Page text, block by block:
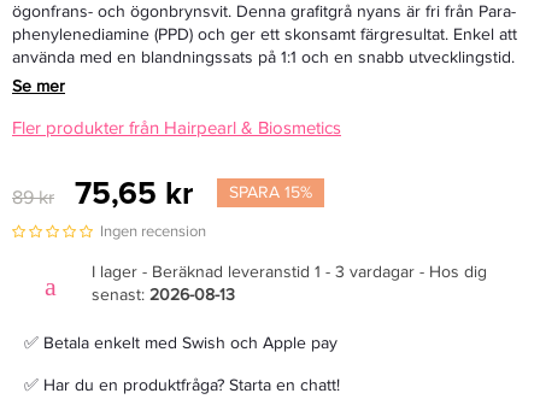
ögonfrans- och ögonbrynsvit. Denna grafitgrå nyans är fri från Para-
phenylenediamine (PPD) och ger ett skonsamt färgresultat. Enkel att
använda med en blandningssats på 1:1 och en snabb utvecklingstid.
Se mer
Fler produkter från Hairpearl & Biosmetics
89 kr 75,65 kr SPARA 15%
Ingen recension
I lager - Beräknad leveranstid 1 - 3 vardagar - Hos dig
senast: 2026-08-13
✅ Betala enkelt med Swish och Apple pay
✅ Har du en produktfråga? Starta en chatt!